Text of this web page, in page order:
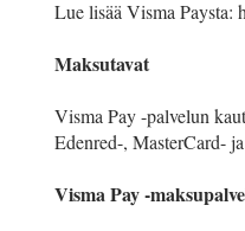
Lue lisää Visma Paysta:
Maksutavat
Visma Pay -palvelun
Edenred-, MasterCard-
Visma Pay -